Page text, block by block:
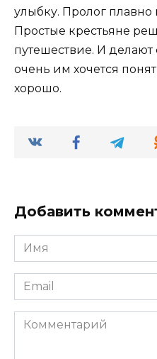
улыбку. Пролог плавно
Простые крестьяне
путешествие. И делают
очень им хочется
хорошо.
Добавить
Имя
*
Email
*
Комментарий